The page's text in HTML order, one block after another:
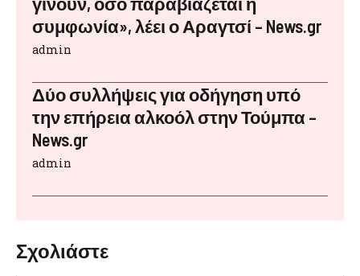
συμφωνία», λέει ο Αραγτσί – News.gr
admin
Δύο συλλήψεις για οδήγηση υπό
την επήρεια αλκοόλ στην Τούμπα –
News.gr
admin
Σχολιάστε